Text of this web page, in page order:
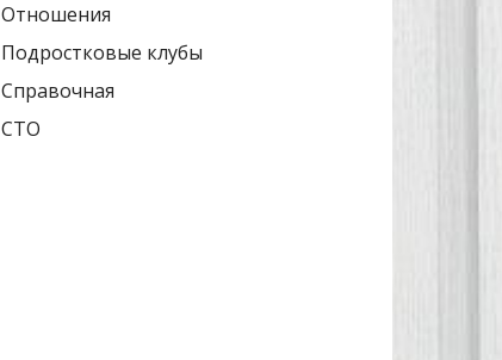
Отношения
Подростковые клубы
Справочная
СТО